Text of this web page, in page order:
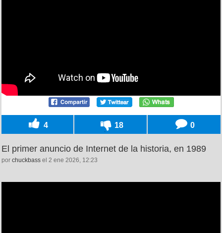
4 18 0
El primer anuncio de Internet de la historia, en 1989
por chuckbass el 2 ene 2026, 12:23